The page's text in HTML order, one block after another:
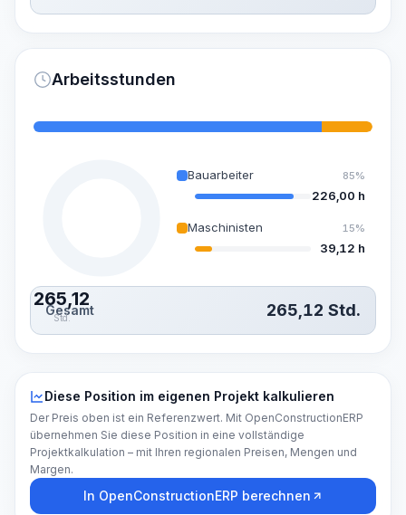
Arbeitsstunden
265,12
Std.
Bauarbeiter 85%
226,00 h
Maschinisten 15%
39,12 h
Gesamt 265,12 Std.
Diese Position im eigenen Projekt kalkulieren
Der Preis oben ist ein Referenzwert. Mit OpenConstructionERP
übernehmen Sie diese Position in eine vollständige
Projektkalkulation – mit Ihren regionalen Preisen, Mengen und
Margen.
In OpenConstructionERP berechnen